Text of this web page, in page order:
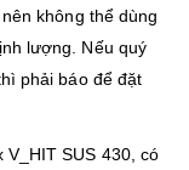
không thể dùng
lượng. Nếu quý
phải báo để đặt
SUS 430, có